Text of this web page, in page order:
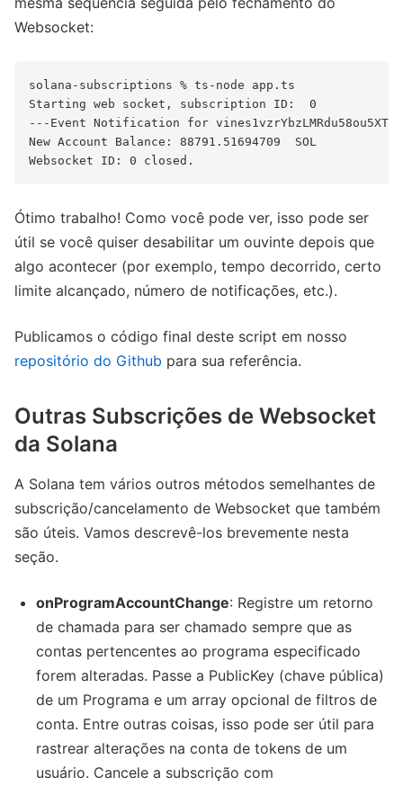
Websocket:
solana-subscriptions % ts-node app.ts
Starting web socket, subscription ID:  0
---Event Notification for
New Account Balance: 88791.51694709  SOL
Ótimo trabalho! Como você pode ver, isso pode ser
útil se você quiser desabilitar um ouvinte depois que
algo acontecer (por exemplo, tempo decorrido, certo
limite alcançado, número de notificações, etc.).
Publicamos o código final deste script em nosso
repositório do Github para sua referência.
Outras Subscrições de Websocket
da Solana
A Solana tem vários outros métodos semelhantes de
subscrição/cancelamento de Websocket que também
são úteis. Vamos descrevê-los brevemente nesta
seção.
onProgramAccountChange: Registre um retorno
de chamada para ser chamado sempre que as
contas pertencentes ao programa especificado
forem alteradas. Passe a PublicKey (chave pública)
de um Programa e um array opcional de filtros de
conta. Entre outras coisas, isso pode ser útil para
rastrear alterações na conta de tokens de um
usuário. Cancele a subscrição com